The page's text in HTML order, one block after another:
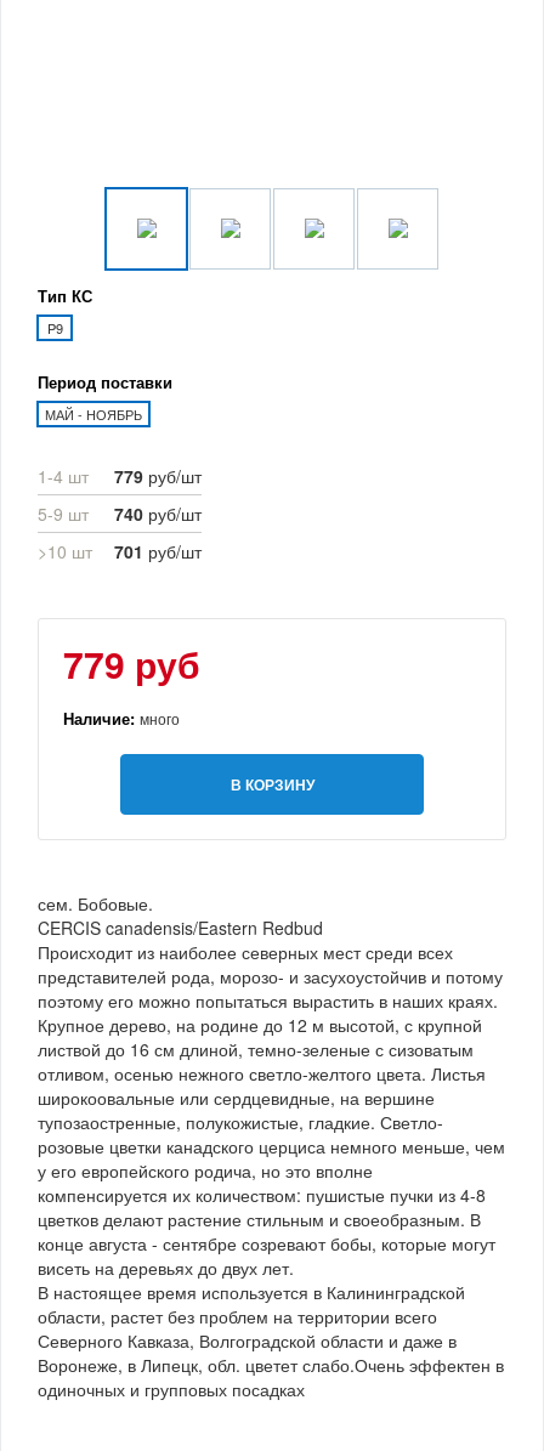
Тип КС
P9
Период поставки
МАЙ - НОЯБРЬ
1-4 шт 779 руб/шт
5-9 шт
740 руб/шт
>10 шт
701 руб/шт
779 руб
Наличие: много
В КОРЗИНУ
сем. Бобовые.
CERCIS canadensis/Eastern Redbud
Происходит из наиболее северных мест среди всех
представителей рода, морозо- и засухоустойчив и потому
поэтому его можно попытаться вырастить в наших краях.
Крупное дерево, на родине до 12 м высотой, с крупной
листвой до 16 см длиной, темно-зеленые с сизоватым
отливом, осенью нежного светло-желтого цвета. Листья
широкоовальные или сердцевидные, на вершине
тупозаостренные, полукожистые, гладкие. Светло-
розовые цветки канадского церциса немного меньше, чем
у его европейского родича, но это вполне
компенсируется их количеством: пушистые пучки из 4-8
цветков делают растение стильным и своеобразным. В
конце августа - сентябре созревают бобы, которые могут
висеть на деревьях до двух лет.
В настоящее время используется в Калининградской
области, растет без проблем на территории всего
Северного Кавказа, Волгоградской области и даже в
Воронеже, в Липецк, обл. цветет слабо.Очень эффектен в
одиночных и групповых посадках